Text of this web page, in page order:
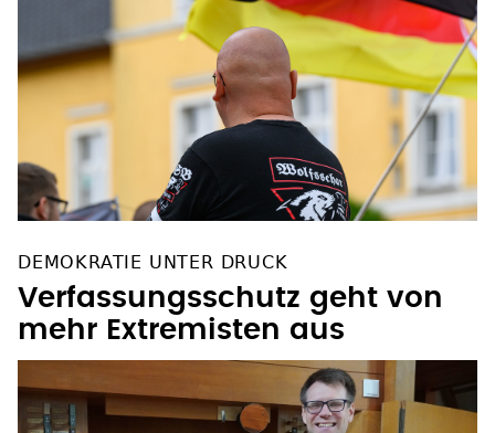
DEMOKRATIE UNTER DRUCK
Verfassungsschutz geht von
mehr Extremisten aus